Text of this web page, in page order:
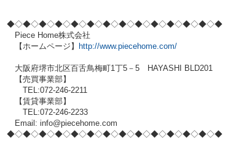
◆◇◆◇◆◇◆◇◆◇◆◇◆◇◆◇◆◇◆◇◆◇◆◇◆◇◆
Piece Home株式会社
【ホームページ】 http://www.piecehome.com/
大阪府堺市北区百舌鳥梅町1丁5－5 HAYASHI BLD201
【売買事業部】
TEL:072-246-2211
【賃貸事業部】
TEL:072-246-2233
Email: info@piecehome.com
◆◇◆◇◆◇◆◇◆◇◆◇◆◇◆◇◆◇◆◇◆◇◆◇◆◇◆